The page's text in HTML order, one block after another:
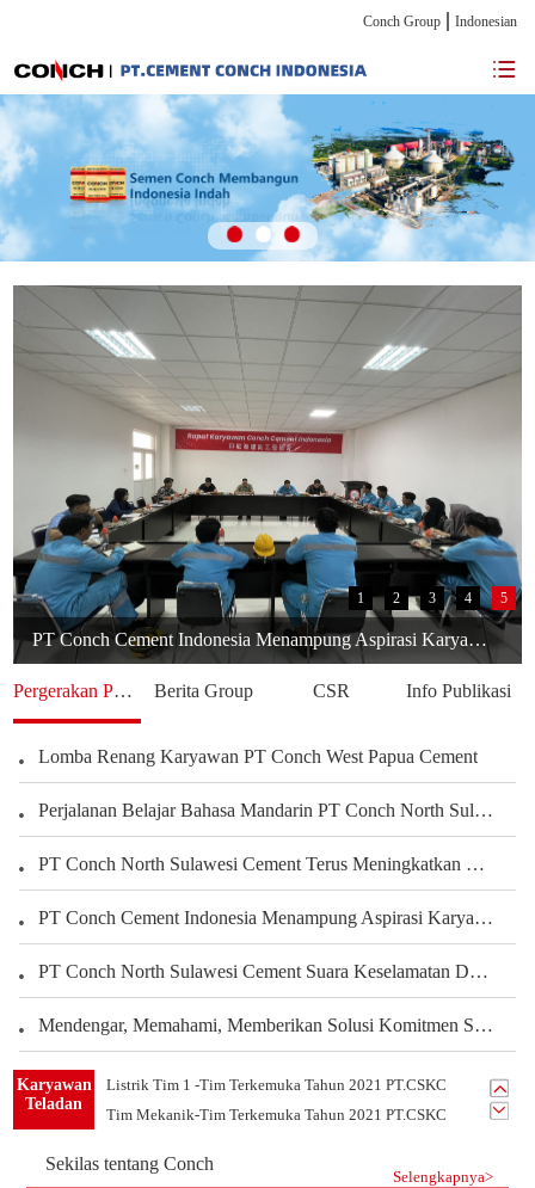
Conch Group Indonesian
PT Conch Cement Indonesia Menampung Aspirasi Karyawan untuk Meningkatkan Kinerja Perusahaan
1 2 3 4 5
Pergerakan Perusahaan Berita Group CSR Info Publikasi
Lomba Renang Karyawan PT Conch West Papua Cement
Perjalanan Belajar Bahasa Mandarin PT Conch North Sulawesi Cement Berbagi Pengalaman Karyawan Dalam Mengembangkan Kemampuan Bahasa
PT Conch North Sulawesi Cement Terus Meningkatkan Kepedulian terhadap Karyawan dan Pengembangan Kegiatan Olahraga serta Seni Untuk Membangun Kekuatan Tim, Menciptakan Perusahaan yang Harmonis
PT Conch Cement Indonesia Menampung Aspirasi Karyawan untuk Meningkatkan Kinerja Perusahaan
PT Conch North Sulawesi Cement Suara Keselamatan Dari Setiap Sudut Tambang Membangun Budaya Keselamatan Melalui Peran Seluruh Karyawan Departemen Tambang
Mendengar, Memahami, Memberikan Solusi Komitmen Semen Conch Mengutamakan Pelanggan
Karyawan
Teladan
PT.CSKC Mendukung Pengembangan Bakat Menggambar Karyawan
Listrik Tim 1 -Tim Terkemuka Tahun 2021 PT.CSKC
Tim Mekanik-Tim Terkemuka Tahun 2021 PT.CSKC
Sekilas tentang Conch
Selengkapnya>